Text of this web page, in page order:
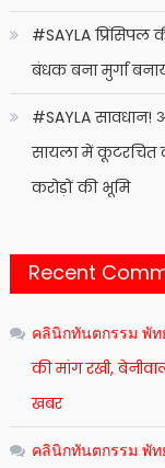
#SAYLA
बंधक बना मुर्गा
#SAYLA सावधान!
सायला में कूटरचित
करोड़ों की भूमि
Recent
คลินิกทันตกรรม พัท
की मांग रखी,
खबर
คลินิกทันตกรรม พัท